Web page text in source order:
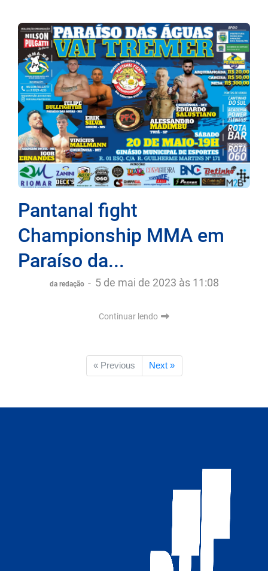
Pantanal fight
Championship MMA em
Paraíso da...
da redação - 5 de mai de 2023 às 11:08
Continuar lendo
« Previous Next »